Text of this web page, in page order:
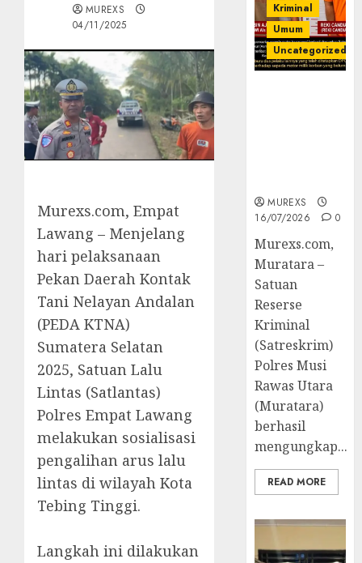
MUREXS
04/11/2025
‎‎Murexs.com, Empat
Lawang – Menjelang
hari pelaksanaan
Pekan Daerah Kontak
Tani Nelayan Andalan
(PEDA KTNA)
Sumatera Selatan
2025, Satuan Lalu
Lintas (Satlantas)
Polres Empat Lawang
melakukan sosialisasi
pengalihan arus lalu
lintas di wilayah Kota
Tebing Tinggi.
‎Langkah ini dilakukan
Kriminal
Umum
Uncategorized
MUREXS
16/07/2026
0
Murexs.com,
Muratara –
Satuan
Reserse
Kriminal
(Satreskrim)
Polres Musi
Rawas Utara
(Muratara)
berhasil
mengungkap...
READ MORE